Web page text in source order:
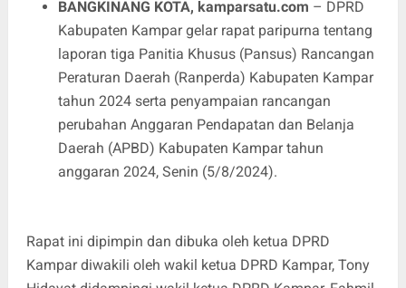
BANGKINANG KOTA, kamparsatu.com – DPRD
Kabupaten Kampar gelar rapat paripurna tentang
laporan tiga Panitia Khusus (Pansus) Rancangan
Peraturan Daerah (Ranperda) Kabupaten Kampar
tahun 2024 serta penyampaian rancangan
perubahan Anggaran Pendapatan dan Belanja
Daerah (APBD) Kabupaten Kampar tahun
anggaran 2024, Senin (5/8/2024).
Rapat ini dipimpin dan dibuka oleh ketua DPRD
Kampar diwakili oleh wakil ketua DPRD Kampar, Tony